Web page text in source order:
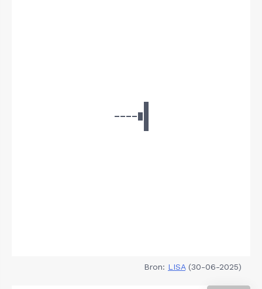
Bron: LISA(30-06-2025)